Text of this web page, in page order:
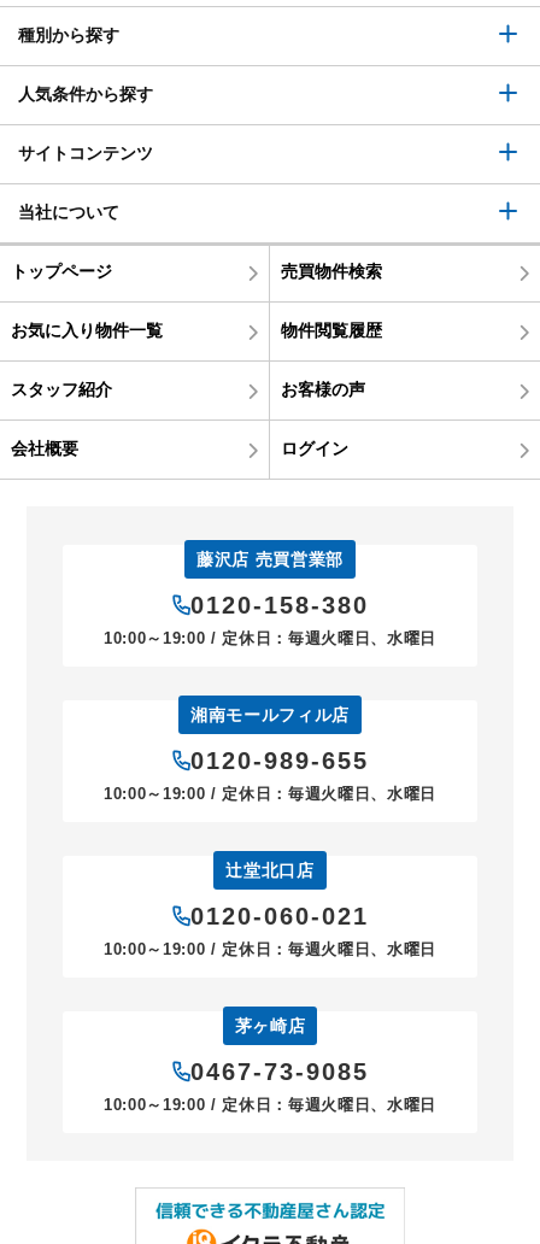
種別から探す
人気条件から探す
サイトコンテンツ
当社について
トップページ 売買物件検索
お気に入り物件一覧 物件閲覧履歴
スタッフ紹介 お客様の声
会社概要 ログイン
藤沢店 売買営業部
0120-158-380
10:00～19:00 / 定休日：毎週火曜日、水曜日
湘南モールフィル店
0120-989-655
10:00～19:00 / 定休日：毎週火曜日、水曜日
辻堂北口店
0120-060-021
10:00～19:00 / 定休日：毎週火曜日、水曜日
茅ヶ崎店
0467-73-9085
10:00～19:00 / 定休日：毎週火曜日、水曜日